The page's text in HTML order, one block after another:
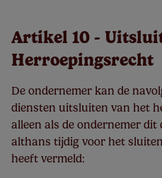
Artikel 10 -
Herroepingsrecht
De ondernemer kan de
diensten uitsluiten van het
alleen als de ondernemer
althans tijdig voor het
heeft vermeld: